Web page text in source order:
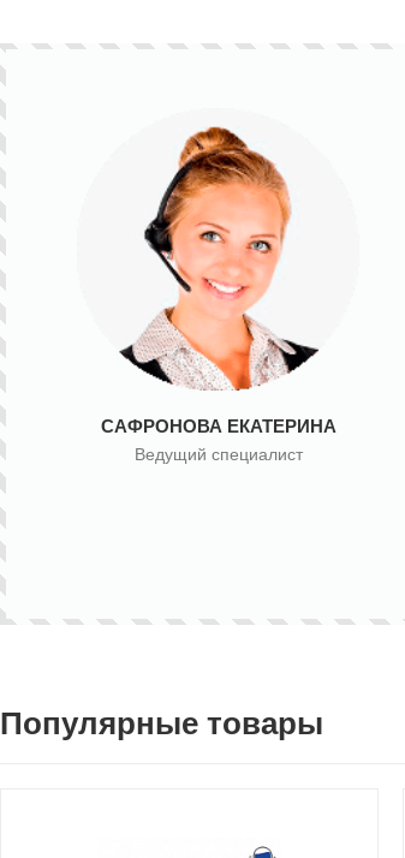
САФРОНОВА ЕКАТЕРИНА
Ведущий специалист
Популярные товары